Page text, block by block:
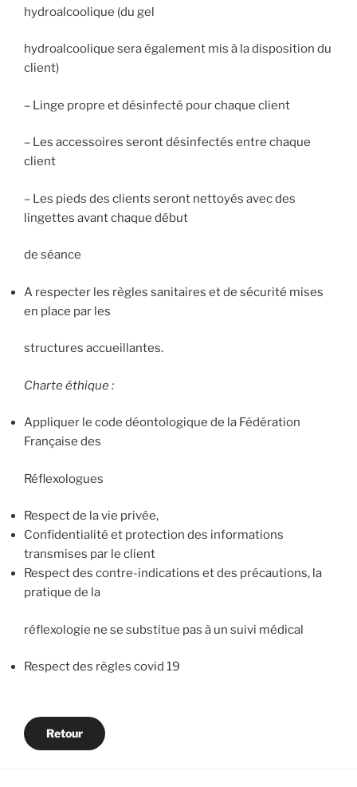
hydroalcoolique (du gel
hydroalcoolique sera également mis à la disposition du
client)
– Linge propre et désinfecté pour chaque client
– Les accessoires seront désinfectés entre chaque
client
– Les pieds des clients seront nettoyés avec des
lingettes avant chaque début
de séance
A respecter les règles sanitaires et de sécurité mises
en place par les
structures accueillantes.
Charte éthique :
Appliquer le code déontologique de la Fédération
Française des
Réflexologues
Respect de la vie privée,
Confidentialité et protection des informations
transmises par le client
Respect des contre-indications et des précautions, la
pratique de la
réflexologie ne se substitue pas à un suivi médical
Respect des règles covid 19
Retour